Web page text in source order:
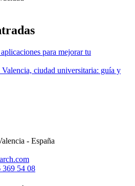
para mejorar tu
Valencia, ciudad universitaria: guía y
- España
369 54 08